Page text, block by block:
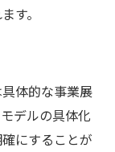
す。
体的な事業展
デルの具体化
にすることが